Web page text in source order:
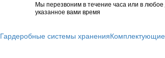
Мы перезвоним в течение часа или в любое
указанное вами время
Гардеробные системы хранения